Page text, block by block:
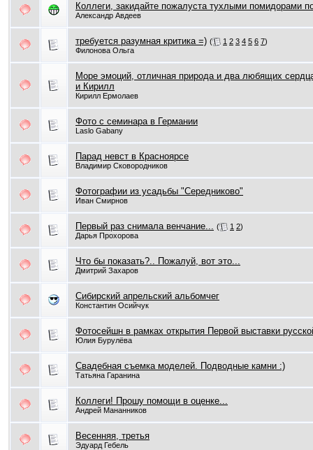
Коллеги, закидайте пожалуста тухлыми помидорами
Александр Авдеев
требуется разумная критика =) ( 1 2 3 4 5 6 7)
Филонова Ольга
Море эмоций, отличная природа и два любящих
и Кирилл
Кирилл Ермолаев
Фото с семинара в Германии
Laslo Gabany
Парад невст в Красноярсе
Владимир Сковородников
Фотографии из усадьбы "Середниково"
Иван Смирнов
Первый раз снимала венчание... ( 1 2)
Дарья Прохорова
Что бы показать?.. Пожалуй, вот это...
Дмитрий Захаров
Сибирский апрельский альбомчег
Константин Осийчук
Фотосейшн в рамках открытия Первой выставки
Юлия Бурулёва
Свадебная съемка моделей. Подводные камни :)
Татьяна Гаранина
Коллеги! Прошу помощи в оценке...
Андрей Мананников
Весенняя, третья
Эдуард Гебель